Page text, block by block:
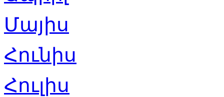
Մայիս
Հունիս
Հուլիս